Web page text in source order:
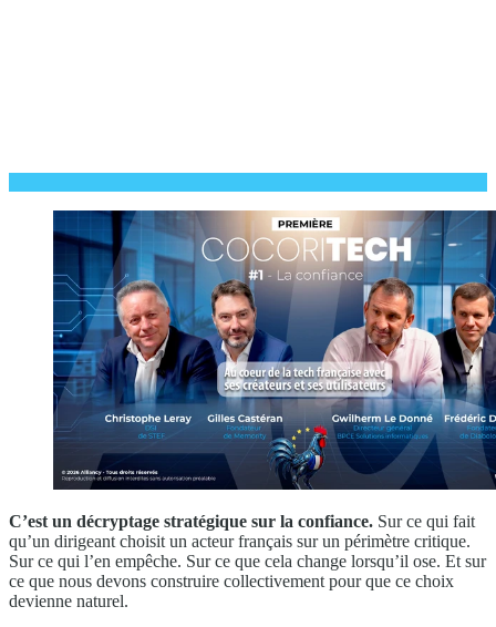
C’est un décryptage stratégique sur la confiance. Sur ce qui fait
qu’un dirigeant choisit un acteur français sur un périmètre critique.
Sur ce qui l’en empêche. Sur ce que cela change lorsqu’il ose. Et sur
ce que nous devons construire collectivement pour que ce choix
devienne naturel.